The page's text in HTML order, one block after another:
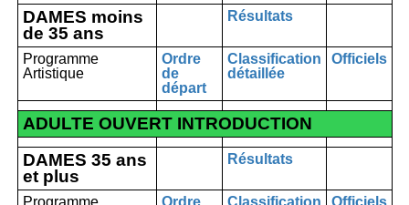
DAMES moins
de 35 ans
Résultats
Programme
Artistique
Ordre
de
départ
Classification
détaillée
Officiels
ADULTE OUVERT INTRODUCTION
DAMES 35 ans
et plus
Résultats
Programme
Ordre
Classification
Officiels